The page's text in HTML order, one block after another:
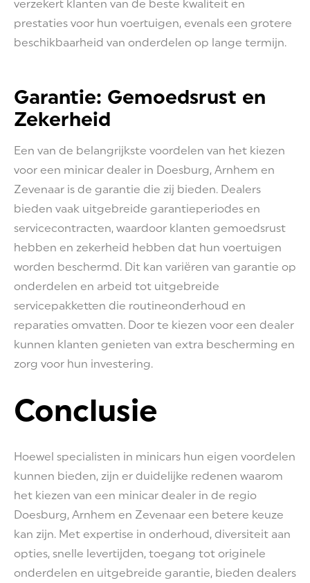
verzekert klanten van de beste kwaliteit en
prestaties voor hun voertuigen, evenals een grotere
beschikbaarheid van onderdelen op lange termijn.
Garantie: Gemoedsrust en
Zekerheid
Een van de belangrijkste voordelen van het kiezen
voor een minicar dealer in Doesburg, Arnhem en
Zevenaar is de garantie die zij bieden. Dealers
bieden vaak uitgebreide garantieperiodes en
servicecontracten, waardoor klanten gemoedsrust
hebben en zekerheid hebben dat hun voertuigen
worden beschermd. Dit kan variëren van garantie op
onderdelen en arbeid tot uitgebreide
servicepakketten die routineonderhoud en
reparaties omvatten. Door te kiezen voor een dealer
kunnen klanten genieten van extra bescherming en
zorg voor hun investering.
Conclusie
Hoewel specialisten in minicars hun eigen voordelen
kunnen bieden, zijn er duidelijke redenen waarom
het kiezen van een minicar dealer in de regio
Doesburg, Arnhem en Zevenaar een betere keuze
kan zijn. Met expertise in onderhoud, diversiteit aan
opties, snelle levertijden, toegang tot originele
onderdelen en uitgebreide garantie, bieden dealers